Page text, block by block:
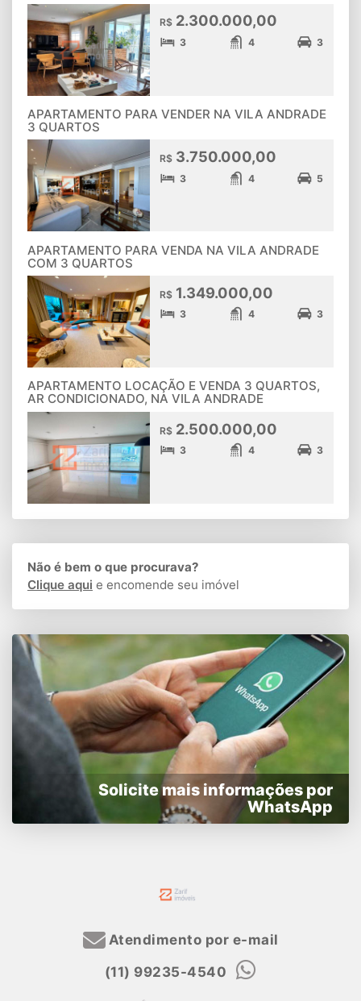
R$ 2.300.000,00
3 4 3
APARTAMENTO PARA VENDER NA VILA ANDRADE
3 QUARTOS
R$ 3.750.000,00
3 4 5
APARTAMENTO PARA VENDA NA VILA ANDRADE
COM 3 QUARTOS
R$ 1.349.000,00
3 4 3
APARTAMENTO LOCAÇÃO E VENDA 3 QUARTOS,
AR CONDICIONADO, NA VILA ANDRADE
R$ 2.500.000,00
3 4 3
Não é bem o que procurava?
Clique aqui e encomende seu imóvel
Solicite mais informações por
WhatsApp
Atendimento por e-mail
(11) 99235-4540